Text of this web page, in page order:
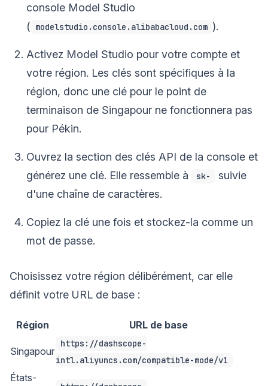
console Model Studio
( modelstudio.console.alibabacloud.com ).
Activez Model Studio pour votre compte et
votre région. Les clés sont spécifiques à la
région, donc une clé pour le point de
terminaison de Singapour ne fonctionnera pas
pour Pékin.
Ouvrez la section des clés API de la console et
générez une clé. Elle ressemble à
sk-
suivie
d'une chaîne de caractères.
Copiez la clé une fois et stockez-la comme un
mot de passe.
Choisissez votre région délibérément, car elle
définit votre URL de base :
Région URL de base
Singapour
https://dashscope-
intl.aliyuncs.com/compatible-mode/v1
États-